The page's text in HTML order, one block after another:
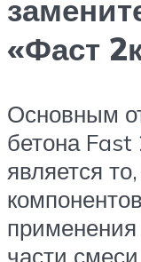
«Фаст
Основным
бетона Fast
является
части